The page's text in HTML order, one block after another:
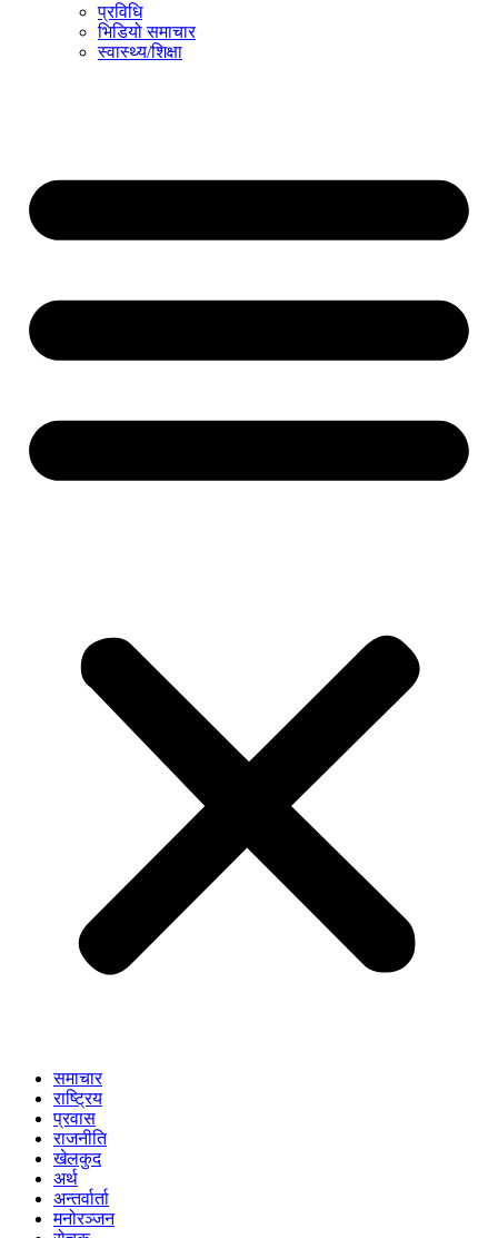
प्रविधि
भिडियो समाचार
स्वास्थ्य/शिक्षा
समाचार
राष्ट्रिय
प्रवास
राजनीति
खेलकुद
अर्थ
अन्तर्वार्ता
मनोरञ्जन